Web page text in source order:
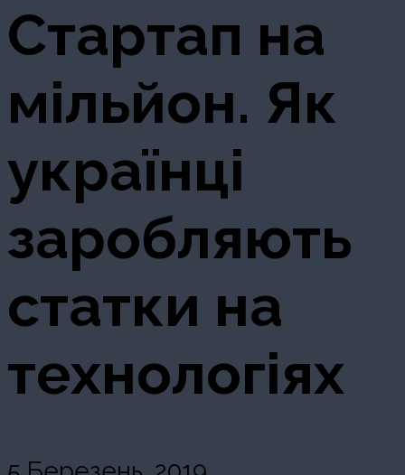
Стартап на
мільйон. Як
українці
заробляють
статки на
технологіях